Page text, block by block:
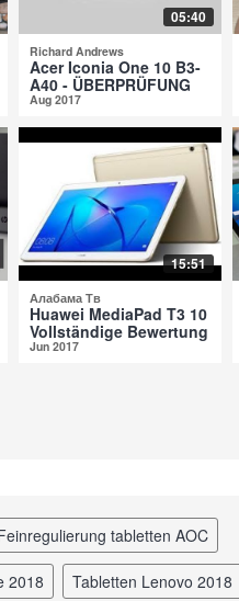
05:40
Richard Andrews
Acer Iconia One 10 B3-
A40 - ÜBERPRÜFUNG
Aug 2017
15:51
Алабама Тв
Huawei MediaPad T3 10
Vollständige Bewertung
Jun 2017
feinregulierung tabletten AOC
2018 tabletten Lenovo 2018